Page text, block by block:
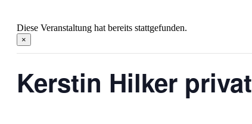
Diese Veranstaltung hat bereits stattgefunden.
×
Kerstin Hilker privat